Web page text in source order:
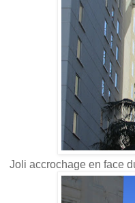
Joli accrochage en face